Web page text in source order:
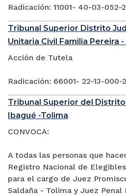
Radicación: 11001- 40-03-052-
Tribunal Superior Distrito
Unitaria Civil Familia Pereira -
Acción de Tutela
Radicación: 66001- 22-13-000-
Tribunal Superior del
Ibagué -Tolima
CONVOCA:
A todas las personas que
Registro Nacional de
para el cargo de Juez
Saldaña - Tolima y Juez Penal